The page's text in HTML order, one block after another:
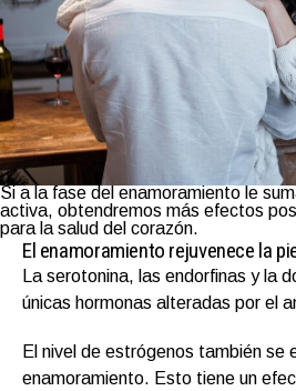
Si a la fase del enamoramiento le
activa, obtendremos más efectos
para la salud del corazón.
El enamoramiento rejuvenece la
La serotonina, las endorfinas y la
únicas hormonas alteradas por el
El nivel de estrógenos también se
enamoramiento. Esto tiene un